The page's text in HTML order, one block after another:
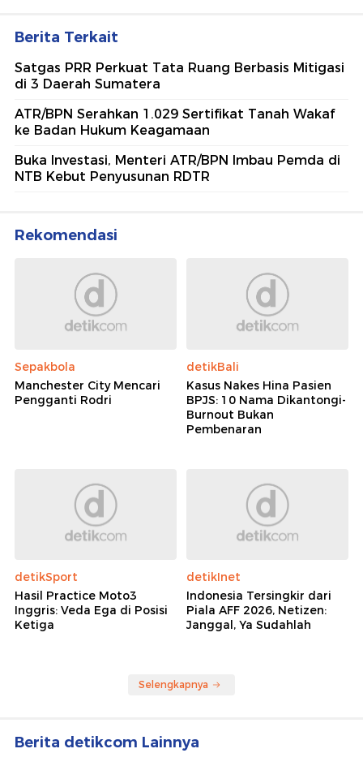
Berita Terkait
Satgas PRR Perkuat Tata Ruang Berbasis Mitigasi
di 3 Daerah Sumatera
ATR/BPN Serahkan 1.029 Sertifikat Tanah Wakaf
ke Badan Hukum Keagamaan
Buka Investasi, Menteri ATR/BPN Imbau Pemda di
NTB Kebut Penyusunan RDTR
Rekomendasi
Sepakbola
Manchester City Mencari
Pengganti Rodri
detikBali
Kasus Nakes Hina Pasien
BPJS: 10 Nama Dikantongi-
Burnout Bukan
Pembenaran
detikSport
Hasil Practice Moto3
Inggris: Veda Ega di Posisi
Ketiga
detikInet
Indonesia Tersingkir dari
Piala AFF 2026, Netizen:
Janggal, Ya Sudahlah
Selengkapnya
Berita detikcom Lainnya